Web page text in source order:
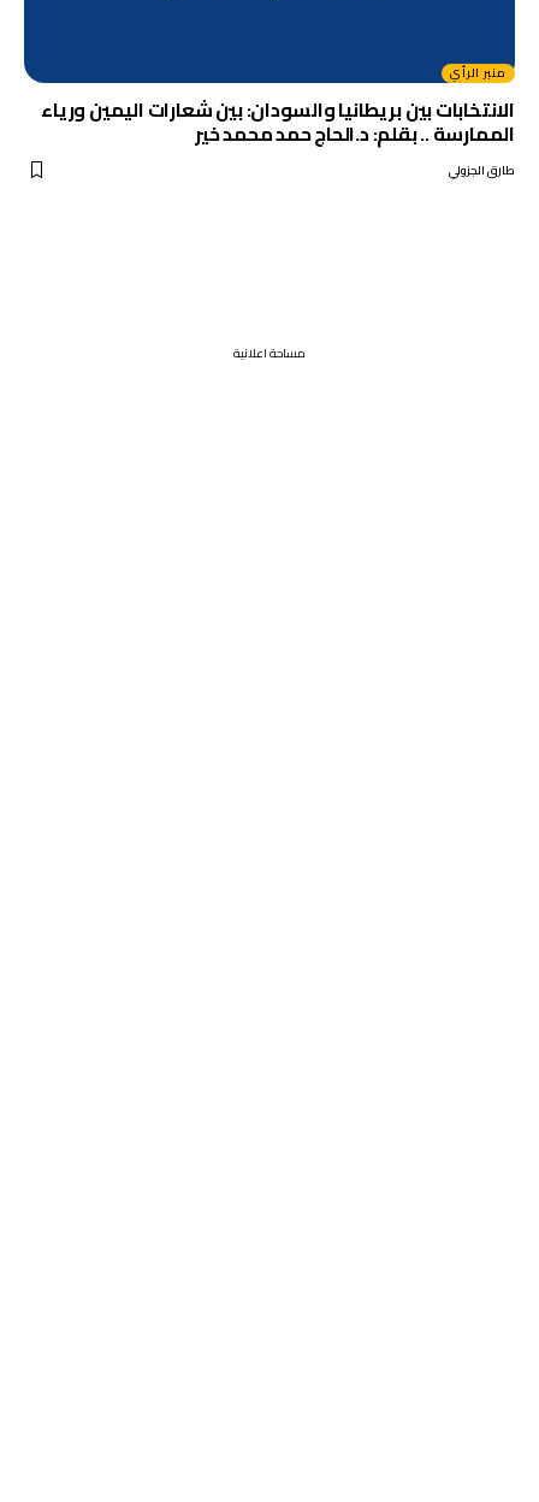
منبر الرأي
الانتخابات بين بريطانيا والسودان: بين شعارات اليمين ورياء
الممارسة .. بقلم: د.الحاج حمد محمد خير
طارق الجزولي
مساحة اعلانية